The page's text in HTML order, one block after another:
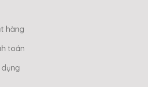
hàng
toán